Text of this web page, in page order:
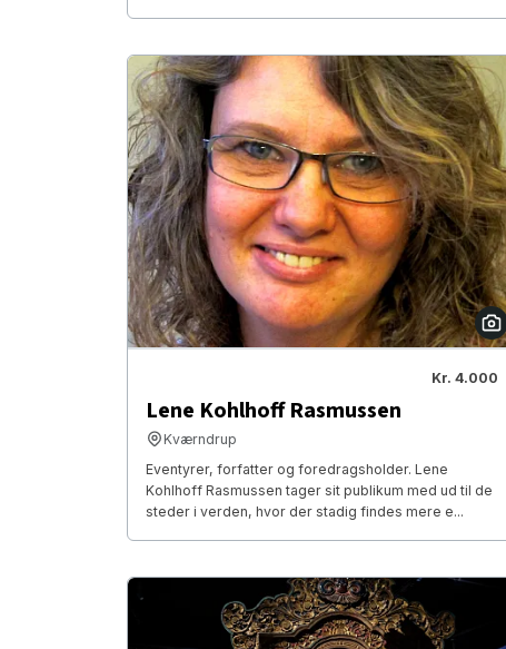
Kr. 4.000
Lene Kohlhoff Rasmussen
Kværndrup
Eventyrer, forfatter og foredragsholder. Lene
Kohlhoff Rasmussen tager sit publikum med ud til de
steder i verden, hvor der stadig findes mere e...